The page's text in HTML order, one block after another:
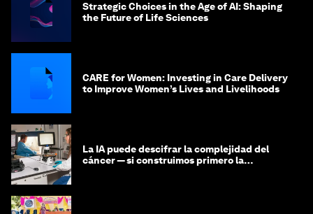
Strategic Choices in the Age of AI: Shaping
the Future of Life Sciences
CARE for Women: Investing in Care Delivery
to Improve Women’s Lives and Livelihoods
La IA puede descifrar la complejidad del
cáncer — si construimos primero la